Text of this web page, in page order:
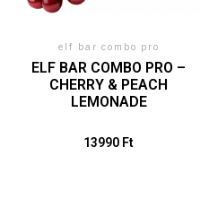
elf bar combo pro
ELF BAR COMBO PRO –
CHERRY & PEACH
LEMONADE
13990 Ft